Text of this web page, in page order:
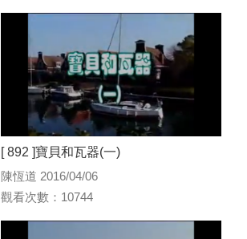
[ 892 ]寶貝和瓦器(一)
陳恆道 2016/04/06
觀看次數：10744